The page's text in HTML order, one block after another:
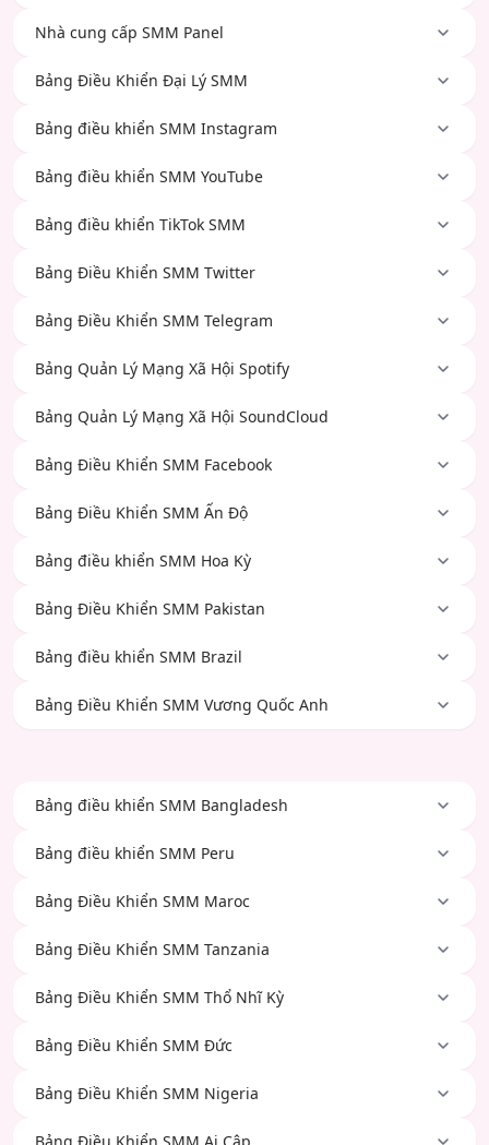
Nhà cung cấp SMM Panel
Bảng Điều Khiển Đại Lý SMM
Bảng điều khiển SMM Instagram
Bảng điều khiển SMM YouTube
Bảng điều khiển TikTok SMM
Bảng Điều Khiển SMM Twitter
Bảng Điều Khiển SMM Telegram
Bảng Quản Lý Mạng Xã Hội Spotify
Bảng Quản Lý Mạng Xã Hội SoundCloud
Bảng Điều Khiển SMM Facebook
Bảng Điều Khiển SMM Ấn Độ
Bảng điều khiển SMM Hoa Kỳ
Bảng Điều Khiển SMM Pakistan
Bảng điều khiển SMM Brazil
Bảng Điều Khiển SMM Vương Quốc Anh
Bảng điều khiển SMM Bangladesh
Bảng điều khiển SMM Peru
Bảng Điều Khiển SMM Maroc
Bảng Điều Khiển SMM Tanzania
Bảng Điều Khiển SMM Thổ Nhĩ Kỳ
Bảng Điều Khiển SMM Đức
Bảng Điều Khiển SMM Nigeria
Bảng Điều Khiển SMM Ai Cập